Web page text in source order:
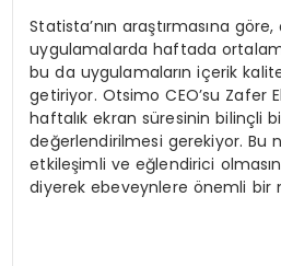
Statista’nın araştırmasına
uygulamalarda haftada
bu da uygulamaların içerik
getiriyor. Otsimo CEO’su Zafer
haftalık ekran süresinin bilinçli
değerlendirilmesi gerekiyor. Bu
etkileşimli ve eğlendirici
diyerek ebeveynlere önemli bir